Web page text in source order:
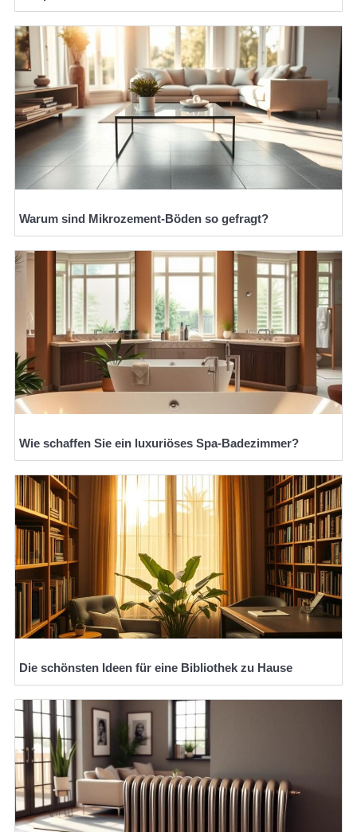
Warum sind Mikrozement-Böden so gefragt?
Wie schaffen Sie ein luxuriöses Spa-Badezimmer?
Die schönsten Ideen für eine Bibliothek zu Hause